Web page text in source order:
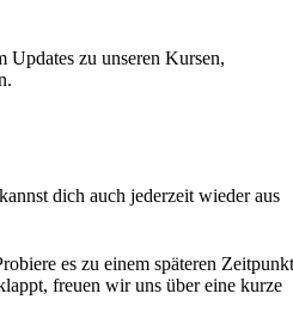
Updates zu unseren Kursen,
dich auch jederzeit wieder aus
es zu einem späteren
freuen wir uns über eine kurze